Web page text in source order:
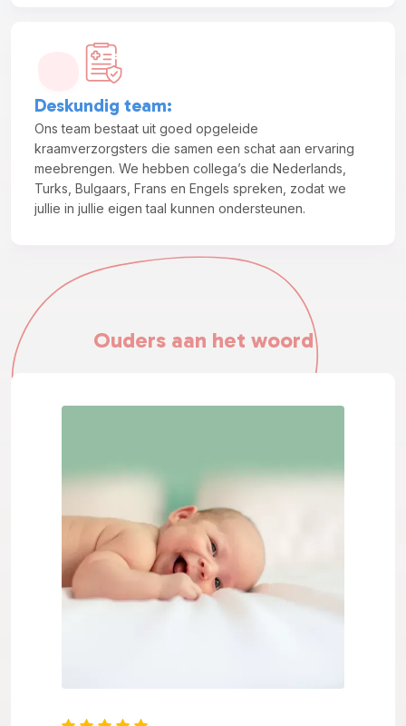
Deskundig team:
Ons team bestaat uit goed opgeleide
kraamverzorgsters die samen een schat aan ervaring
meebrengen. We hebben collega’s die Nederlands,
Turks, Bulgaars, Frans en Engels spreken, zodat we
jullie in jullie eigen taal kunnen ondersteunen.
Ouders aan het woord